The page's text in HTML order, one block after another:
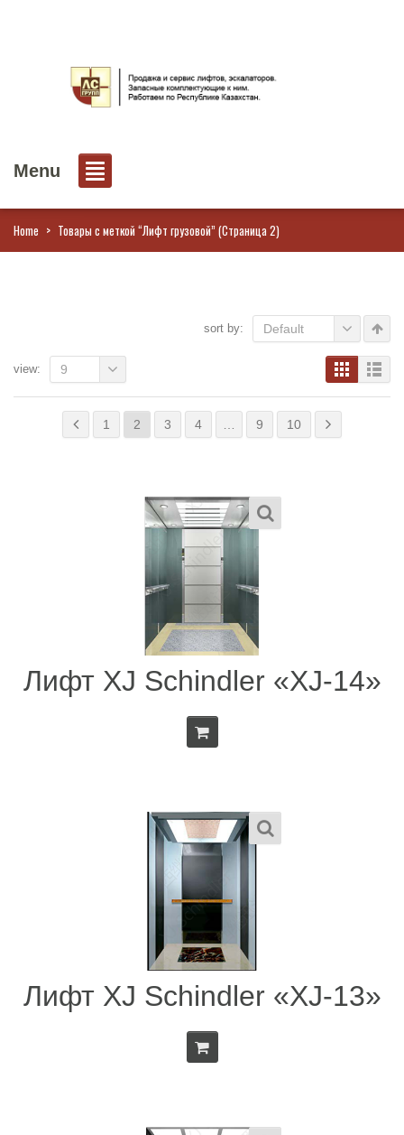
Menu
Home > Товары с меткой “Лифт грузовой” (Страница 2)
sort by: Default
1 2 3 4 9 10
view: 9
Лифт XJ Schindler «XJ-14»
Лифт XJ Schindler «XJ-13»